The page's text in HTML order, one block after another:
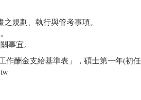
規劃、執行與管考事項。
事宜。
作酬金支給基準表」，碩士第一年(初任